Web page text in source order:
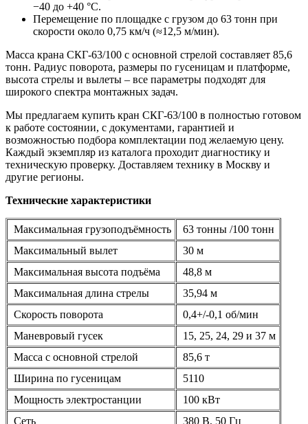
−40 до +40 °C.
Перемещение по площадке с грузом до 63 тонн при
скорости около 0,75 км/ч (≈12,5 м/мин).
Масса крана СКГ-63/100 с основной стрелой составляет 85,6
тонн. Радиус поворота, размеры по гусеницам и платформе,
высота стрелы и вылеты – все параметры подходят для
широкого спектра монтажных задач.
Мы предлагаем купить кран СКГ-63/100 в полностью готовом
к работе состоянии, с документами, гарантией и
возможностью подбора комплектации под желаемую цену.
Каждый экземпляр из каталога проходит диагностику и
техническую проверку. Доставляем технику в Москву и
другие регионы.
Технические характеристики
Максимальная грузоподъёмность
63 тонны /100 тонн
Максимальный вылет
30 м
Максимальная высота подъёма
48,8 м
Максимальная длина стрелы
35,94 м
Скорость поворота
0,4+/-0,1 об/мин
Маневровый гусек
15, 25, 24, 29 и 37 м
Масса с основной стрелой
85,6 т
Ширина по гусеницам
5110
Мощность электростанции
100 кВт
Сеть
380 В, 50 Гц